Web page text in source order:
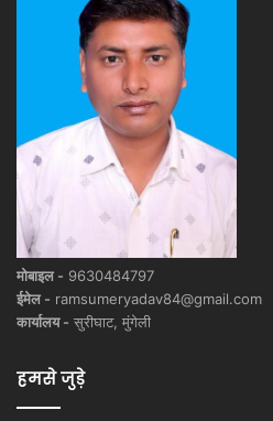
मोबाइल - 9630484797
ईमेल - ramsumeryadav84@gmail.com
कार्यालय - सुरीघाट, मुंगेली
हमसे जुड़े